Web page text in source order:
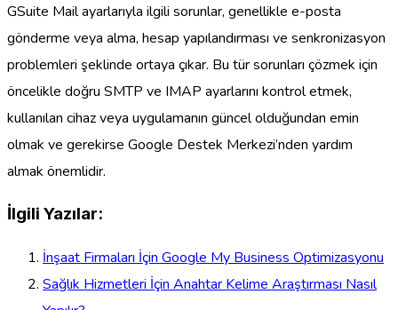
GSuite Mail ayarlarıyla ilgili sorunlar, genellikle e-posta
gönderme veya alma, hesap yapılandırması ve senkronizasyon
problemleri şeklinde ortaya çıkar. Bu tür sorunları çözmek için
öncelikle doğru SMTP ve IMAP ayarlarını kontrol etmek,
kullanılan cihaz veya uygulamanın güncel olduğundan emin
olmak ve gerekirse Google Destek Merkezi’nden yardım
almak önemlidir.
İlgili Yazılar:
İnşaat Firmaları İçin Google My Business Optimizasyonu
Sağlık Hizmetleri İçin Anahtar Kelime Araştırması Nasıl